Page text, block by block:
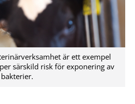
är ett exempel
särskild risk för exponering av